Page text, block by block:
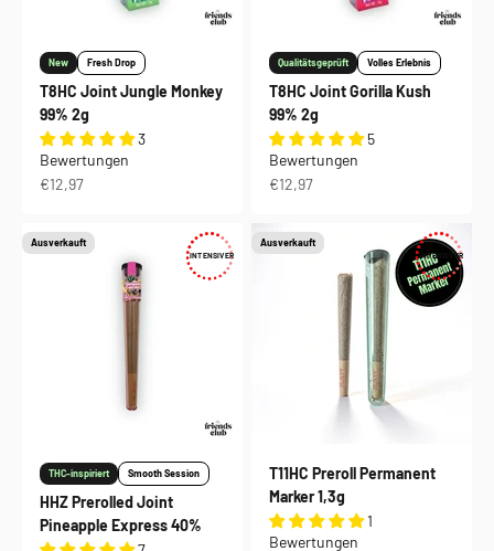
New Fresh Drop
T8HC Joint Jungle Monkey
99% 2g
3
Bewertungen
Angebot
€12,97
Qualitätsgeprüft Volles Erlebnis
T8HC Joint Gorilla Kush
99% 2g
5
Bewertungen
Angebot
€12,97
Ausverkauft
INTENSIVER
THC-inspiriert Smooth Session
HHZ Prerolled Joint
Pineapple Express 40%
Ausverkauft
INTENSIVER
T11HC Preroll Permanent
Marker 1,3g
1
Bewertungen